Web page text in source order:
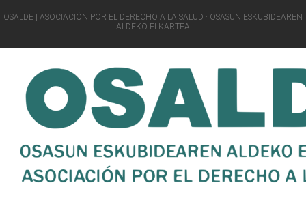
OSALDE | ASOCIACIÓN POR EL DERECHO A LA SALUD · OSASUN ESKUBIDEAREN
ALDEKO ELKARTEA